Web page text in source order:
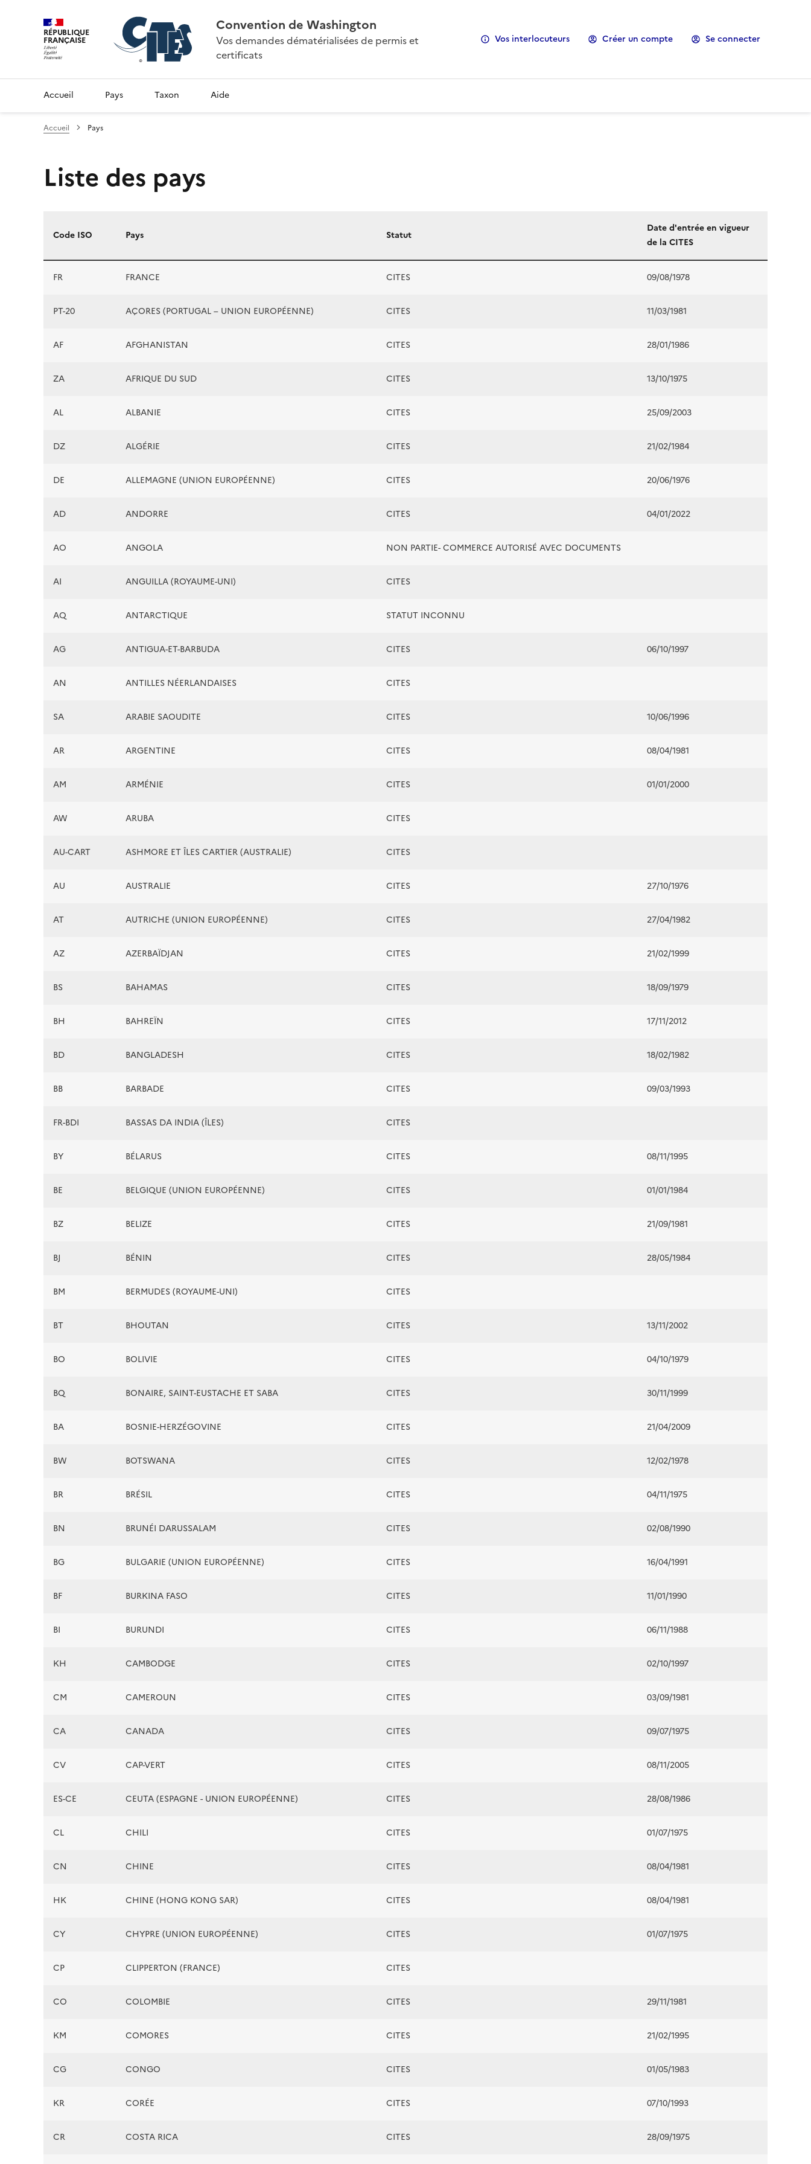
RÉPUBLIQUE
FRANÇAISE
Convention de Washington
Vos demandes dématérialisées de permis et
certificats
Vos interlocuteurs Créer un compte Se connecter
Accueil Pays Taxon Aide
Accueil Pays
Liste des pays
Liste des pays
Code ISO Pays Statut
Date d'entrée en vigueur
de la CITES
FR FRANCE CITES 09/08/1978
PT-20 AÇORES (PORTUGAL – UNION EUROPÉENNE) CITES 11/03/1981
AF AFGHANISTAN CITES 28/01/1986
ZA AFRIQUE DU SUD CITES 13/10/1975
AL ALBANIE CITES 25/09/2003
DZ ALGÉRIE CITES 21/02/1984
DE ALLEMAGNE (UNION EUROPÉENNE) CITES 20/06/1976
AD ANDORRE CITES 04/01/2022
AO ANGOLA NON PARTIE- COMMERCE AUTORISÉ AVEC DOCUMENTS
AI ANGUILLA (ROYAUME-UNI) CITES
AQ ANTARCTIQUE STATUT INCONNU
AG ANTIGUA-ET-BARBUDA CITES 06/10/1997
AN ANTILLES NÉERLANDAISES CITES
SA ARABIE SAOUDITE CITES 10/06/1996
AR ARGENTINE CITES 08/04/1981
AM ARMÉNIE CITES 01/01/2000
AW ARUBA CITES
AU-CART ASHMORE ET ÎLES CARTIER (AUSTRALIE) CITES
AU AUSTRALIE CITES 27/10/1976
AT AUTRICHE (UNION EUROPÉENNE) CITES 27/04/1982
AZ AZERBAÏDJAN CITES 21/02/1999
BS BAHAMAS CITES 18/09/1979
BH BAHREÏN CITES 17/11/2012
BD BANGLADESH CITES 18/02/1982
BB BARBADE CITES 09/03/1993
FR-BDI BASSAS DA INDIA (ÎLES) CITES
BY BÉLARUS CITES 08/11/1995
BE BELGIQUE (UNION EUROPÉENNE) CITES 01/01/1984
BZ BELIZE CITES 21/09/1981
BJ BÉNIN CITES 28/05/1984
BM BERMUDES (ROYAUME-UNI) CITES
BT BHOUTAN CITES 13/11/2002
BO BOLIVIE CITES 04/10/1979
BQ BONAIRE, SAINT-EUSTACHE ET SABA CITES 30/11/1999
BA BOSNIE-HERZÉGOVINE CITES 21/04/2009
BW BOTSWANA CITES 12/02/1978
BR BRÉSIL CITES 04/11/1975
BN BRUNÉI DARUSSALAM CITES 02/08/1990
BG BULGARIE (UNION EUROPÉENNE) CITES 16/04/1991
BF BURKINA FASO CITES 11/01/1990
BI BURUNDI CITES 06/11/1988
KH CAMBODGE CITES 02/10/1997
CM CAMEROUN CITES 03/09/1981
CA CANADA CITES 09/07/1975
CV CAP-VERT CITES 08/11/2005
ES-CE CEUTA (ESPAGNE - UNION EUROPÉENNE) CITES 28/08/1986
CL CHILI CITES 01/07/1975
CN CHINE CITES 08/04/1981
HK CHINE (HONG KONG SAR) CITES 08/04/1981
CY CHYPRE (UNION EUROPÉENNE) CITES 01/07/1975
CP CLIPPERTON (FRANCE) CITES
CO COLOMBIE CITES 29/11/1981
KM COMORES CITES 21/02/1995
CG CONGO CITES 01/05/1983
KR CORÉE CITES 07/10/1993
CR COSTA RICA CITES 28/09/1975